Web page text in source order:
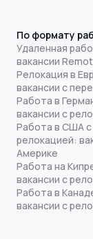
По формату
Удаленная
вакансии
Релокация в
вакансии с
Работа в
вакансии с
Работа в США с
релокацией:
Америке
Работа на
вакансии с
Работа в
вакансии с